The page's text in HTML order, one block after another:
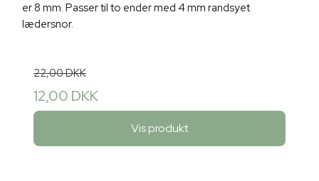
er 8 mm. Passer til to ender med 4 mm randsyet
lædersnor.
22,00 DKK
12,00 DKK
Vis produkt